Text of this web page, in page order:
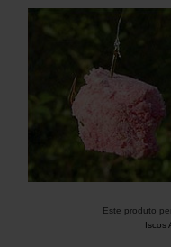
Este produto
Iscos